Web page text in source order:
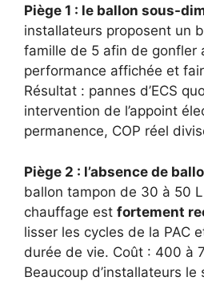
Piège 1 : le ballon sous-
installateurs proposent un
famille de 5 afin de gonfler
performance affichée et
Résultat : pannes d’ECS
intervention de l’appoint
permanence, COP réel
Piège 2 : l’absence de
ballon tampon de 30 à 50
chauffage est fortement
lisser les cycles de la PAC
durée de vie. Coût : 400 à
Beaucoup d’installateurs